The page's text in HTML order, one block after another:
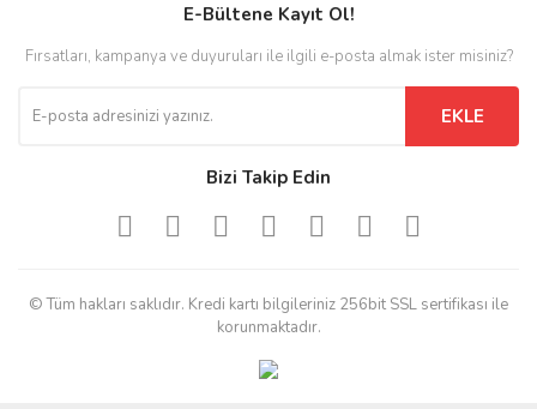
E-Bültene Kayıt Ol!
Fırsatları, kampanya ve duyuruları ile ilgili e-posta almak ister misiniz?
EKLE
Bizi Takip Edin
© Tüm hakları saklıdır. Kredi kartı bilgileriniz 256bit SSL sertifikası ile
korunmaktadır.